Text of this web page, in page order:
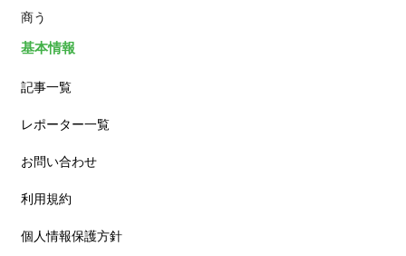
商う
基本情報
記事一覧
レポーター一覧
お問い合わせ
利用規約
個人情報保護方針